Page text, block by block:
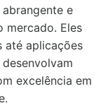
e
mercado. Eles
até aplicações
excelência em